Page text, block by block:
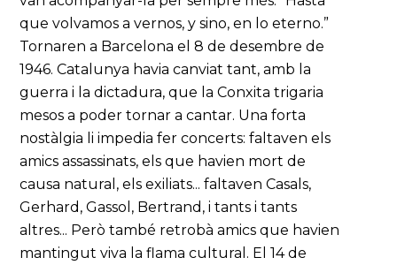
que volvamos a vernos, y sino, en lo eterno.”
Tornaren a Barcelona el 8 de desembre de
1946. Catalunya havia canviat tant, amb la
guerra i la dictadura, que la Conxita trigaria
mesos a poder tornar a cantar. Una forta
nostàlgia li impedia fer concerts: faltaven els
amics assassinats, els que havien mort de
causa natural, els exiliats... faltaven Casals,
Gerhard, Gassol, Bertrand, i tants i tants
altres... Però també retrobà amics que havien
mantingut viva la flama cultural. El 14 de